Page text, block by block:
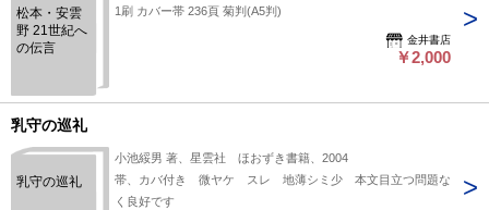
松本・安雲
野 21世紀へ
の伝言
1刷 カバー帯 236頁 菊判(A5判)
金井書店
￥2,000
乳守の巡礼
乳守の巡礼
小池綏男 著、星雲社 ほおずき書籍、2004
帯、カバ付き 微ヤケ スレ 地薄シミ少 本文目立つ問題な
く良好です